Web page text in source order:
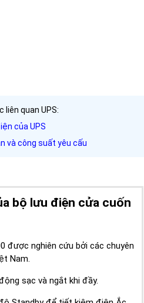
liên quan UPS:
của UPS
và công suất yêu cấu
bộ lưu điện cửa cuốn
được nghiên cứu bởi các chuyên
Nam.
sạc và ngắt khi đầy.